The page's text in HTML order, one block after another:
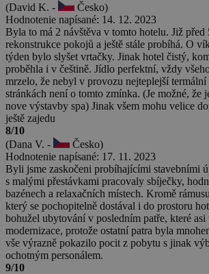
(David K. -
Česko)
Hodnotenie napísané: 14. 12. 2023
Byla to má 2 návštěva v tomto hotelu. Již před
rekonstrukce pokojů a ještě stále probíhá. O
týden bylo slyšet vrtačky. Jinak hotel čistý,
proběhla i v češtině. Jídlo perfektní, vždy
mrzelo, že nebyl v provozu nejteplejší termální
stránkách není o tomto zmínka. (Je možné, že
nove výstavby spa) Jinak všem mohu velice
ještě zajedu
8/10
(Dana V. -
Česko)
Hodnotenie napísané: 17. 11. 2023
Byli jsme zaskočeni probíhajícími stavebními
s malými přestávkami pracovaly sbíječky,
bazénech a relaxačních místech. Kromě
který se pochopitelně dostával i do prostoru
bohužel ubytování v posledním patře, které asi
modernizace, protože ostatní patra byla
vše výrazně pokazilo pocit z pobytu s jinak
ochotným personálem.
9/10